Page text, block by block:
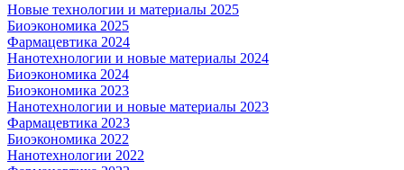
Новые технологии и материалы 2025
Биоэкономика 2025
Фармацевтика 2024
Нанотехнологии и новые материалы 2024
Биоэкономика 2024
Биоэкономика 2023
Нанотехнологии и новые материалы 2023
Фармацевтика 2023
Биоэкономика 2022
Нанотехнологии 2022